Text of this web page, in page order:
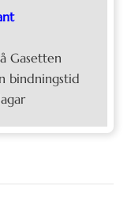
Gasetten
bindningstid